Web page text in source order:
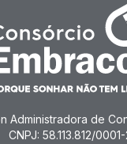
Administradora de
CNPJ: 58.113.812/